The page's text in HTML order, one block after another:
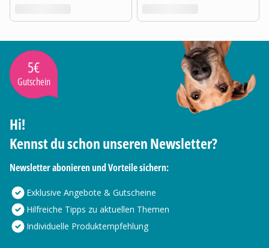
5€
Gutschein
Hi!
Kennst du schon unseren Newsletter?
Newsletter abonieren und Vorteile sichern:
Exklusive Angebote & Gutscheine
Hilfreiche Tipps zu aktuellen Themen
Individuelle Produktempfehlung